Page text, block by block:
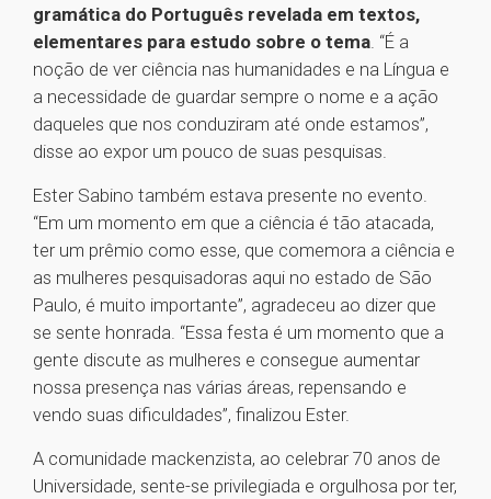
gramática do Português revelada em textos,
elementares para estudo sobre o tema. “É a
noção de ver ciência nas humanidades e na Língua e
a necessidade de guardar sempre o nome e a ação
daqueles que nos conduziram até onde estamos”,
disse ao expor um pouco de suas pesquisas.
Ester Sabino também estava presente no evento.
“Em um momento em que a ciência é tão atacada,
ter um prêmio como esse, que comemora a ciência e
as mulheres pesquisadoras aqui no estado de São
Paulo, é muito importante”, agradeceu ao dizer que
se sente honrada. “Essa festa é um momento que a
gente discute as mulheres e consegue aumentar
nossa presença nas várias áreas, repensando e
vendo suas dificuldades”, finalizou Ester.
A comunidade mackenzista, ao celebrar 70 anos de
Universidade, sente-se privilegiada e orgulhosa por ter,